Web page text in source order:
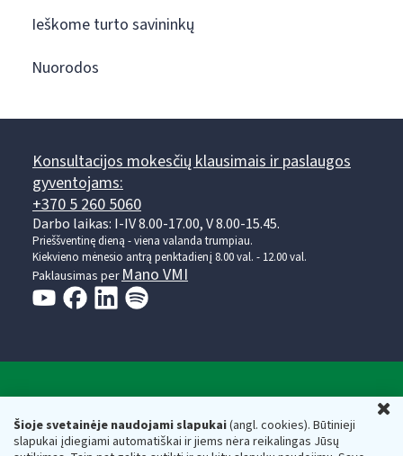
Šioje svetainėje naudojami slapukai(angl. cookies). Būtinieji
slapukai įdiegiami automatiškai ir jiems nėra reikalingas Jūsų
Ieškome turto savininkų
Nuorodos
Konsultacijos mokesčių klausimais ir paslaugos
gyventojams:
+370 5 260 5060
Darbo laikas: I-IV 8.00-17.00, V 8.00-15.45.
Prieššventinę dieną - viena valanda trumpiau.
Kiekvieno mėnesio antrą penktadienį 8.00 val. - 12.00 val.
Paklausimas perMano VMI
Valstybinė mokesčių inspekcija prie Lietuvos
Respublikos finansų ministerijos